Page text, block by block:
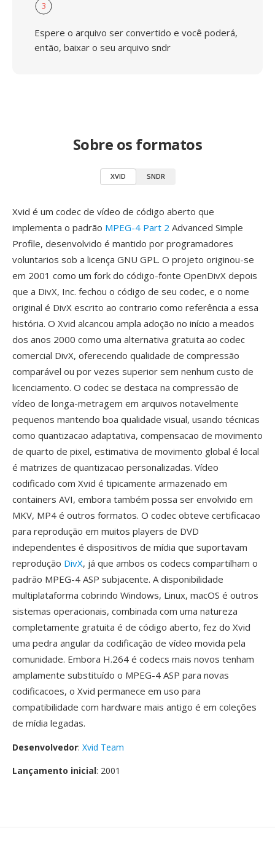
3
Espere o arquivo ser convertido e você poderá,
então, baixar o seu arquivo sndr
Sobre os formatos
XVID SNDR
Xvid é um codec de vídeo de código aberto que
implementa o padrão MPEG-4 Part 2 Advanced Simple
Profile, desenvolvido é mantido por programadores
voluntarios sob a licença GNU GPL. O projeto originou-se
em 2001 como um fork do código-fonte OpenDivX depois
que a DivX, Inc. fechou o código de seu codec, e o nome
original é DivX escrito ao contrario como referência a essa
história. O Xvid alcancou ampla adoção no início a meados
dos anos 2000 como uma alternativa gratuita ao codec
comercial DivX, oferecendo qualidade de compressão
comparável ou por vezes superior sem nenhum custo de
licenciamento. O codec se destaca na compressão de
vídeo de longa-metragem em arquivos notavelmente
pequenos mantendo boa qualidade visual, usando técnicas
como quantizacao adaptativa, compensacao de movimento
de quarto de pixel, estimativa de movimento global é local
é matrizes de quantizacao personalizadas. Vídeo
codificado com Xvid é tipicamente armazenado em
containers AVI, embora também possa ser envolvido em
MKV, MP4 é outros formatos. O codec obteve certificacao
para reprodução em muitos players de DVD
independentes é dispositivos de mídia que suportavam
reprodução DivX, já que ambos os codecs compartilham o
padrão MPEG-4 ASP subjacente. A disponibilidade
multiplataforma cobrindo Windows, Linux, macOS é outros
sistemas operacionais, combinada com uma natureza
completamente gratuita é de código aberto, fez do Xvid
uma pedra angular da codificação de vídeo movida pela
comunidade. Embora H.264 é codecs mais novos tenham
amplamente substituído o MPEG-4 ASP para novas
codificacoes, o Xvid permanece em uso para
compatibilidade com hardware mais antigo é em coleções
de mídia legadas.
Desenvolvedor: Xvid Team
Lançamento inicial: 2001